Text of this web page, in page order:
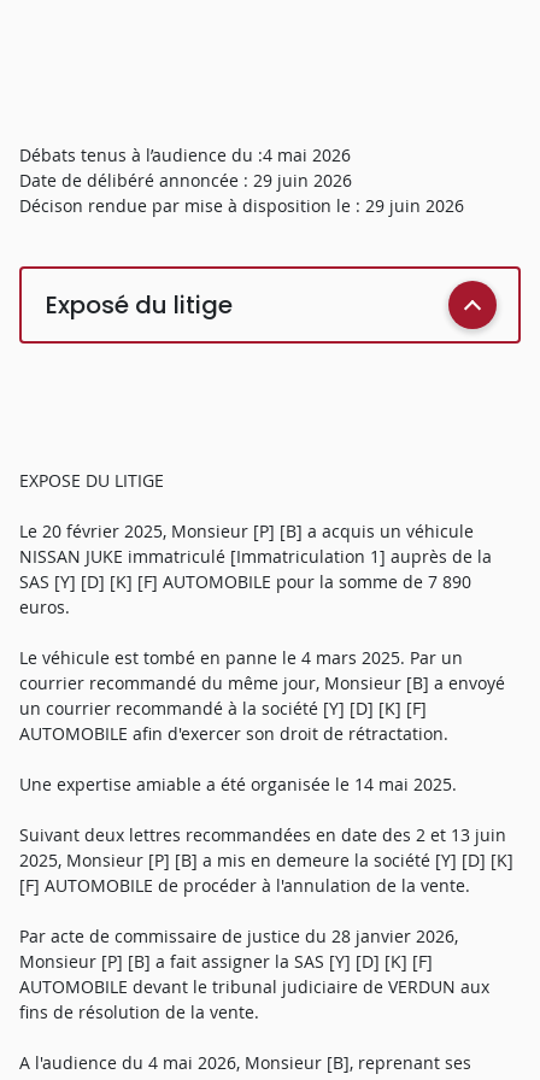
Débats tenus à l’audience du :4 mai 2026
Date de délibéré annoncée : 29 juin 2026
Décison rendue par mise à disposition le : 29 juin 2026
Exposé du litige
EXPOSE DU LITIGE
Le 20 février 2025, Monsieur [P] [B] a acquis un véhicule
NISSAN JUKE immatriculé [Immatriculation 1] auprès de la
SAS [Y] [D] [K] [F] AUTOMOBILE pour la somme de 7 890
euros.
Le véhicule est tombé en panne le 4 mars 2025. Par un
courrier recommandé du même jour, Monsieur [B] a envoyé
un courrier recommandé à la société [Y] [D] [K] [F]
AUTOMOBILE afin d'exercer son droit de rétractation.
Une expertise amiable a été organisée le 14 mai 2025.
Suivant deux lettres recommandées en date des 2 et 13 juin
2025, Monsieur [P] [B] a mis en demeure la société [Y] [D] [K]
[F] AUTOMOBILE de procéder à l'annulation de la vente.
Par acte de commissaire de justice du 28 janvier 2026,
Monsieur [P] [B] a fait assigner la SAS [Y] [D] [K] [F]
AUTOMOBILE devant le tribunal judiciaire de VERDUN aux
fins de résolution de la vente.
A l'audience du 4 mai 2026, Monsieur [B], reprenant ses